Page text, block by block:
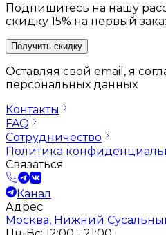
Подпишитесь на нашу
скидку 15% на первый
Получить скидку
Оставляя свой email, я
персональных данных
Контакты
FAQ
Сотрудничество
Политика
Связаться
Канал
Адрес
Москва, Нижний